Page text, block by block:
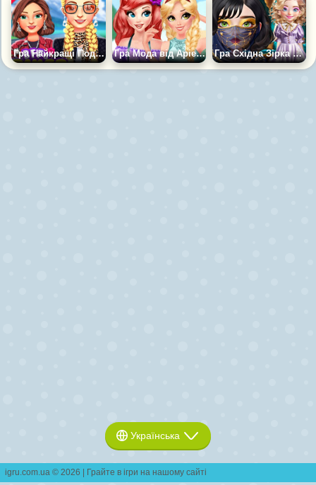
Гра Найкращі Подруги: Байкерська Мода Гра Мода від Аріель і Рапунцель Гра Східна Зірка Проти Міської Ікони Стилю
Українська
igru.com.ua © 2026 | Грайте в ігри на нашому сайті